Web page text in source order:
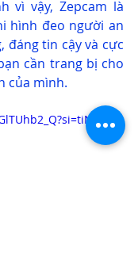
vì vậy, Zepcam là
hình đeo người an
đáng tin cậy và cực
cần trang bị cho
của mình.